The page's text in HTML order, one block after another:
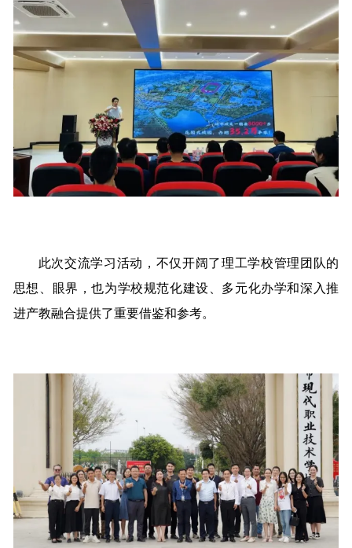
此次交流学习活动，不仅开阔了理工学校管理团队的
思想、眼界，也为学校规范化建设、多元化办学和深入推
进产教融合提供了重要借鉴和参考。